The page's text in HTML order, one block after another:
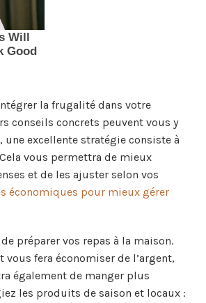
la frugalité dans votre
conseils concrets peuvent vous y
une excellente stratégie consiste à
vous permettra de mieux
et de les ajuster selon vos
économiques pour mieux gérer
préparer vos repas à la maison.
vous fera économiser de l’argent,
également de manger plus
les produits de saison et locaux :